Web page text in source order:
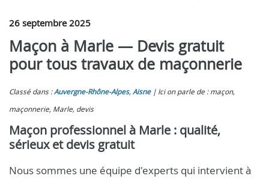
26 septembre 2025
Maçon à Marle — Devis gratuit
pour tous travaux de maçonnerie
Classé dans :Auvergne-Rhône-Alpes, Aisne
Ici on parle de : maçon,
maçonnerie, Marle, devis
Maçon professionnel à Marle : qualité,
sérieux et devis gratuit
Nous sommes une équipe d'experts qui intervient à